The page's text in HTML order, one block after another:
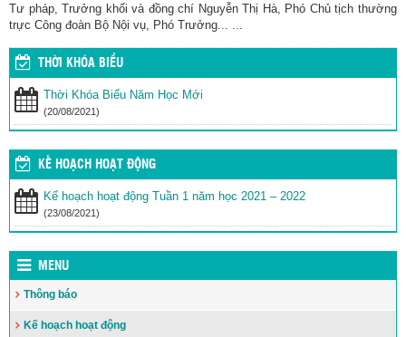
Tư pháp, Trưởng khối và đồng chí Nguyễn Thị Hà, Phó Chủ tịch thường
trực Công đoàn Bộ Nội vụ, Phó Trưởng... ...
THỜI KHÓA BIỂU
Thời Khóa Biểu Năm Học Mới
(20/08/2021)
KẾ HOẠCH HOẠT ĐỘNG
Kế hoạch hoạt động Tuần 1 năm học 2021 – 2022
(23/08/2021)
MENU
Thông báo
Kế hoạch hoạt động